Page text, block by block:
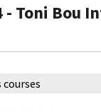
- Toni Bou